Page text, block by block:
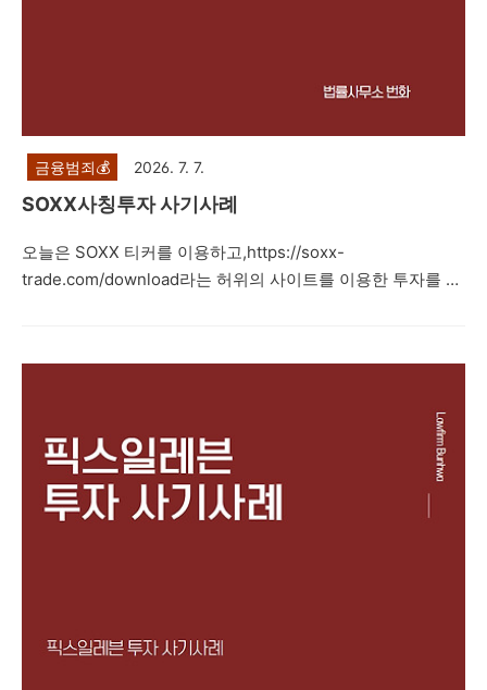
금융범죄💰 2026. 7. 7.
SOXX사칭투자 사기사례
오늘은 SOXX 티커를 이용하고,https://soxx-
trade.com/download라는 허위의 사이트를 이용한 투자를 권
을 수 있다며 피해자들에게 접근한 뒤 피해자들을 속여 투자자
명드리려고 합니다.제347조(사기) ①사람을 기망하여 재물
의 교부를 받거나 재산상의 이익을 취득한 자는 10년 이하의
징역 또는 2천만원 이하의 벌금에 처한다. 형법 제347조에서
는 사기죄를 규정하고 있습니다. 주식리딩방 투자사기의 경우,
주식 선물 거래 사기, 비상장 주식 사기, 공모주 사기, 코인사기